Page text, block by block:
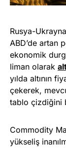
Rusya-
ABD’de artan
ekonomik
liman olarak
yılda altının
çekerek,
tablo çizdiğini
Commodity
yükseliş